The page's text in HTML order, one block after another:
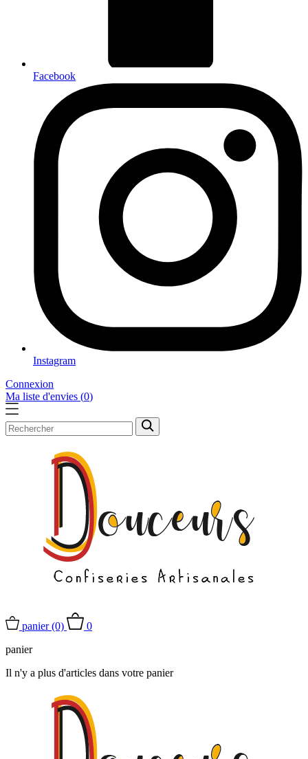
Facebook
Instagram
Connexion
Ma liste d'envies (0)
panier(0)
0
panier
Il n'y a plus d'articles dans votre panier